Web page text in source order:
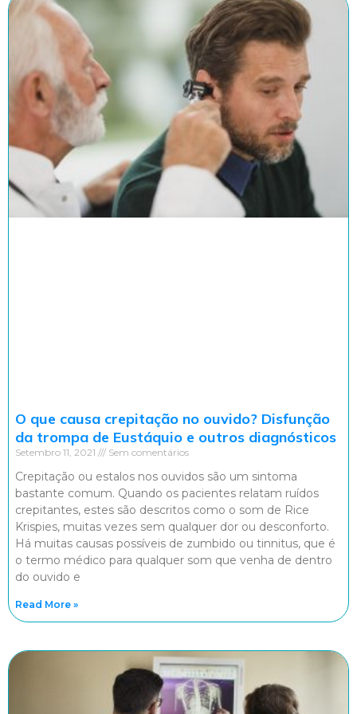
O que causa crepitação no ouvido? Disfunção
da trompa de Eustáquio e outros diagnósticos
Setembro 11, 2021 Sem comentários
Crepitação ou estalos nos ouvidos são um sintoma
bastante comum. Quando os pacientes relatam ruídos
crepitantes, estes são descritos como o som de Rice
Krispies, muitas vezes sem qualquer dor ou desconforto.
Há muitas causas possíveis de zumbido ou tinnitus, que é
o termo médico para qualquer som que venha de dentro
do ouvido e
Read More »